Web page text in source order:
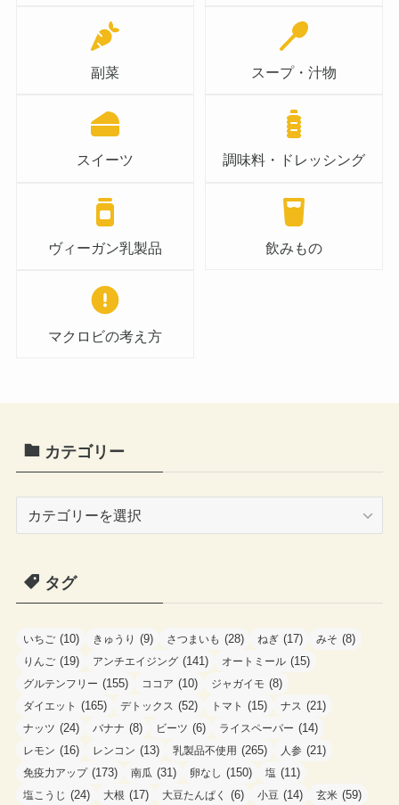
副菜 スープ・汁物
スイーツ 調味料・ドレッシング
ヴィーガン乳製品 飲みもの
マクロビの考え方
カテゴリー
ゴ
タグ
いちご (10) きゅうり (9) さつまいも (28) ねぎ (17) みそ (8)
りんご (19) アンチエイジング (141) オートミール (15)
グルテンフリー (155) ココア (10) ジャガイモ (8)
ダイエット (165) デトックス (52) トマト (15) ナス (21)
ナッツ (24) バナナ (8) ビーツ (6) ライスペーパー (14)
レモン (16) レンコン (13) 乳製品不使用 (265) 人参 (21)
免疫力アップ(173) 南瓜 (31) 卵なし (150) 塩 (11)
塩こうじ (24) 大根 (17) 大豆たんぱく (6) 小豆 (14) 玄米 (59)